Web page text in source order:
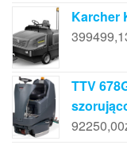
Karcher
TTV
92250,00